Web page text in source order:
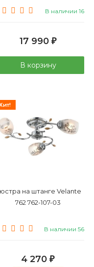
В наличии 16
17 990 ₽
В корзину
на штанге Velante
762 762-107-03
В наличии 56
4 270 ₽